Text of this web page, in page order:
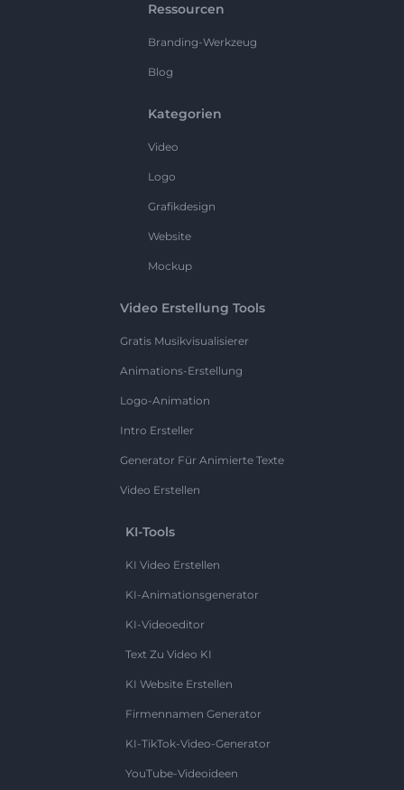
Ressourcen
Branding-Werkzeug
Blog
Kategorien
Video
Logo
Grafikdesign
Website
Mockup
Video Erstellung Tools
Gratis Musikvisualisierer
Animations-Erstellung
Logo-Animation
Intro Ersteller
Generator Für Animierte Texte
Video Erstellen
KI-Tools
KI Video Erstellen
KI-Animationsgenerator
KI-Videoeditor
Text Zu Video KI
KI Website Erstellen
Firmennamen Generator
KI-TikTok-Video-Generator
YouTube-Videoideen